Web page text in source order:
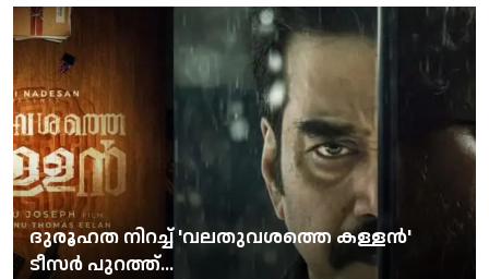
ദുരൂഹത നിറച്ച് 'വലതുവശത്തെ കള്ളന്‍'
ടീസര്‍ പുറത്ത്...